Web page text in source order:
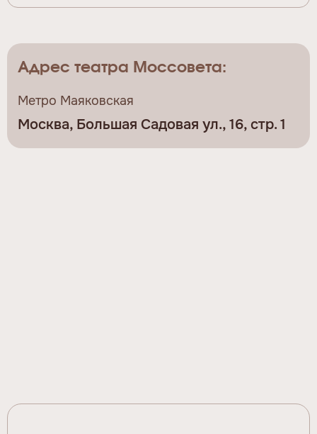
Адрес театра Моссовета:
Метро Маяковская
Москва, Большая Садовая ул., 16, стр. 1